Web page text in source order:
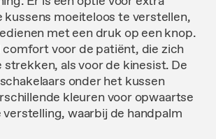
kussens moeiteloos te verstellen,
met een druk op een knop.
voor de patiënt, die zich
als voor de kinesist. De
onder het kussen
kleuren voor opwaartse
waarbij de handpalm